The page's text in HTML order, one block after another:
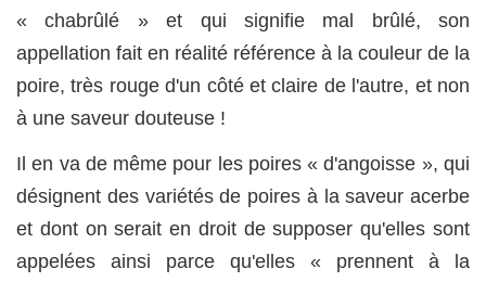
« chabrûlé » et qui signifie mal brûlé, son
appellation fait en réalité référence à la couleur de la
poire, très rouge d'un côté et claire de l'autre, et non
à une saveur douteuse !
Il en va de même pour les poires « d'angoisse », qui
désignent des variétés de poires à la saveur acerbe
et dont on serait en droit de supposer qu'elles sont
appelées ainsi parce qu'elles « prennent à la